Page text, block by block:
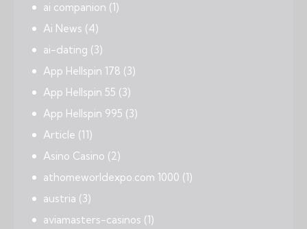
ai companion (1)
Ai News (4)
ai-dating (3)
App Hellspin 178 (3)
App Hellspin 55 (3)
App Hellspin 995 (3)
Article (11)
Asino Casino (2)
athomeworldexpo.com 1000 (1)
austria (3)
aviamasters-casinos (1)